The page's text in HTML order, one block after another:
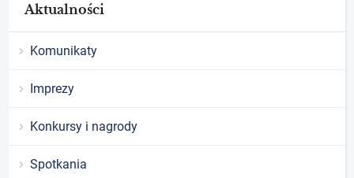
Aktualności
Komunikaty
Imprezy
Konkursy i nagrody
Spotkania